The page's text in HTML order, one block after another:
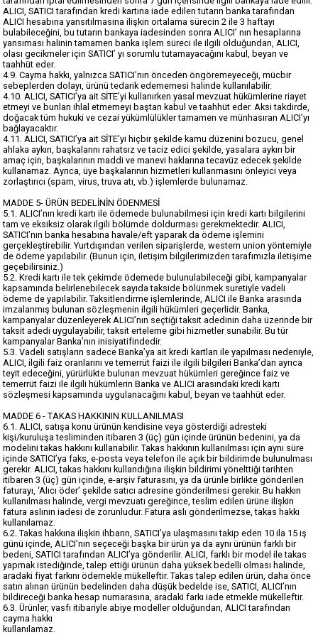
ALICI, SATICI tarafından kredi kartına iade edilen tutarın banka tarafından
ALICI hesabına yansıtılmasına ilişkin ortalama sürecin 2 ile 3 haftayı
bulabileceğini, bu tutarın bankaya iadesinden sonra ALICI’ nın hesaplarına
yansıması halinin tamamen banka işlem süreci ile ilgili olduğundan, ALICI,
olası gecikmeler için SATICI’ yı sorumlu tutamayacağını kabul, beyan ve
taahhüt eder.
4.9. Cayma hakkı, yalnızca SATICI’nın önceden öngöremeyeceği, mücbir
sebeplerden dolayı, ürünü tedarik edememesi halinde kullanılabilir.
4.10. ALICI, SATICI’ya ait SİTE’yi kullanırken yasal mevzuat hükümlerine riayet
etmeyi ve bunları ihlal etmemeyi baştan kabul ve taahhüt eder. Aksi takdirde,
doğacak tüm hukuki ve cezai yükümlülükler tamamen ve münhasıran ALICI’yı
bağlayacaktır.
4.11. ALICI, SATICI’ya ait SİTE’yi hiçbir şekilde kamu düzenini bozucu, genel
ahlaka aykırı, başkalarını rahatsız ve taciz edici şekilde, yasalara aykırı bir
amaç için, başkalarının maddi ve manevi haklarına tecavüz edecek şekilde
kullanamaz. Ayrıca, üye başkalarının hizmetleri kullanmasını önleyici veya
zorlaştırıcı (spam, virus, truva atı, vb.) işlemlerde bulunamaz.
MADDE 5- ÜRÜN BEDELİNİN ÖDENMESİ
5.1. ALICI’nın kredi kartı ile ödemede bulunabilmesi için kredi kartı bilgilerini
tam ve eksiksiz olarak ilgili bölümde doldurması gerekmektedir. ALICI,
SATICI’nın banka hesabına havale/eft yaparak da ödeme işlemini
gerçekleştirebilir. Yurtdışından verilen siparişlerde, western union yöntemiyle
de ödeme yapılabilir. (Bunun için, iletişim bilgilerimizden tarafımızla iletişime
geçebilirsiniz.)
5.2. Kredi kartı ile tek çekimde ödemede bulunulabileceği gibi, kampanyalar
kapsamında belirlenebilecek sayıda takside bölünmek suretiyle vadeli
ödeme de yapılabilir. Taksitlendirme işlemlerinde, ALICI ile Banka arasında
imzalanmış bulunan sözleşmenin ilgili hükümleri geçerlidir. Banka,
kampanyalar düzenleyerek ALICI’nın seçtiği taksit adedinin daha üzerinde bir
taksit adedi uygulayabilir, taksit erteleme gibi hizmetler sunabilir. Bu tür
kampanyalar Banka’nın inisiyatifindedir.
5.3. Vadeli satışların sadece Banka’ya ait kredi kartları ile yapılması nedeniyle,
ALICI, ilgili faiz oranlarını ve temerrüt faizi ile ilgili bilgileri Banka’dan ayrıca
teyit edeceğini, yürürlükte bulunan mevzuat hükümleri gereğince faiz ve
temerrüt faizi ile ilgili hükümlerin Banka ve ALICI arasındaki kredi kartı
sözleşmesi kapsamında uygulanacağını kabul, beyan ve taahhüt eder.
MADDE 6 - TAKAS HAKKININ KULLANILMASI
6.1. ALICI, satışa konu ürünün kendisine veya gösterdiği adresteki
kişi/kuruluşa tesliminden itibaren 3 (üç) gün içinde ürünün bedenini, ya da
modelini takas hakkını kullanabilir. Takas hakkının kullanılması için aynı süre
içinde SATICI’ya faks, e-posta veya telefon ile açık bir bildirimde bulunulması
gerekir. ALICI, takas hakkını kullandığına ilişkin bildirimi yönelttiği tarihten
itibaren 3 (üç) gün içinde, e-arşiv faturasını, ya da ürünle birlikte gönderilen
faturayı, ‘Alıcı öder’ şekilde satıcı adresine gönderilmesi gerekir. Bu hakkın
kullanılması halinde, vergi mevzuatı gereğince, teslim edilen ürüne ilişkin
fatura aslının iadesi de zorunludur. Fatura aslı gönderilmezse, takas hakkı
kullanılamaz.
6.2. Takas hakkına ilişkin ihbarın, SATICI’ya ulaşmasını takip eden 10 ila 15 iş
günü içinde, ALICI’nın seçeceği başka bir ürün ya da aynı ürünün farklı bir
bedeni, SATICI tarafından ALICI’ya gönderilir. ALICI, farklı bir model ile takas
yapmak istediğinde, talep ettiği ürünün daha yüksek bedelli olması halinde,
aradaki fiyat farkını ödemekle mükelleftir. Takas talep edilen ürün, daha önce
satın alınan ürünün bedelinden daha düşük bedelde ise, SATICI, ALICI’nın
bildireceği banka hesap numarasına, aradaki farkı iade etmekle mükelleftir.
6.3. Ürünler, vasfı itibariyle abiye modeller olduğundan, ALICI tarafından
cayma hakkı
kullanılamaz.